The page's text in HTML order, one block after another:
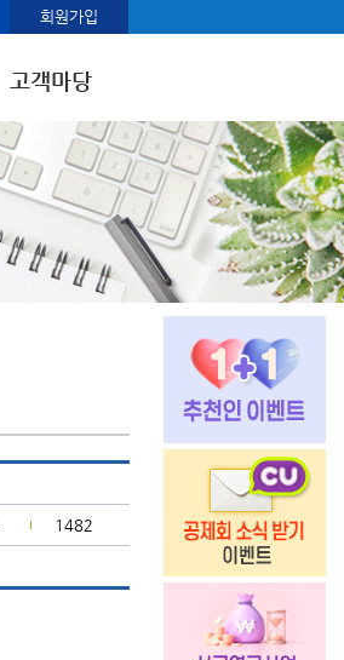
회원가입
고객마당
1482